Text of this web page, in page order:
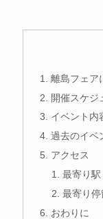
離島フェア
開催スケジ
イベント内
過去のイベ
アクセス
最寄り駅
最寄り停
おわりに